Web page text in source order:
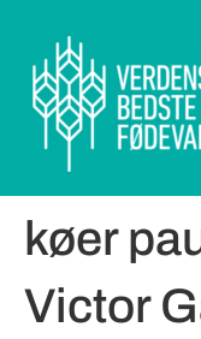
køer
Victor